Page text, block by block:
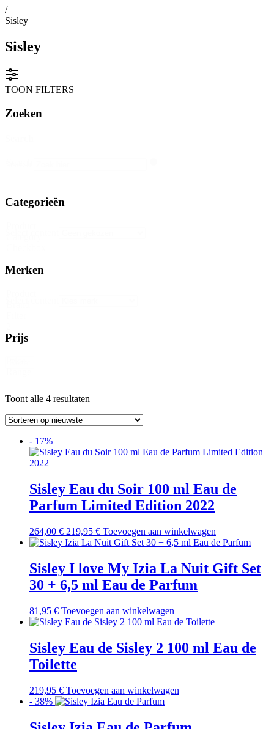
/
Sisley
Sisley
TOON FILTERS
Zoeken
Categorieën
Merken
Prijs
Toont alle 4 resultaten
- 17%
Sisley Eau du Soir 100 ml Eau de
Parfum Limited Edition 2022
264,00€ Oorspronkelijke
prijs
264,00 €.
219,95 €Huidige
prijs
219,95 €.
Toevoegen aan winkelwagen
Sisley I love My Izia La Nuit Gift Set
30 + 6,5 ml Eau de Parfum
81,95 € Toevoegen aan winkelwagen
Sisley Eau de Sisley 2 100 ml Eau de
Toilette
219,95 € Toevoegen aan winkelwagen
- 38%